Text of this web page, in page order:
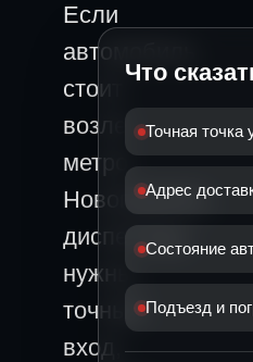
Если
автомобиль
стоит
возле
метро
Новогиреево,
диспетчеру
нужны
точный
вход,
Что
Точная точка
Адрес
Состояние
Подъезд и